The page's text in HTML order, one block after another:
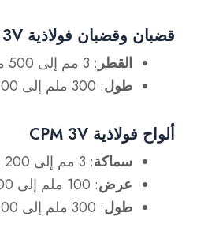
قضبان وقضبان فولاذية CPM 3V
القطر: 3 مم إلى 500 مم
طول: 300 ملم إلى 6000 ملم
ألواح فولاذية CPM 3V
سماكة: 3 مم إلى 200 مم
عرض: 100 ملم إلى 1500 ملم
طول: 300 ملم إلى 6000 ملم